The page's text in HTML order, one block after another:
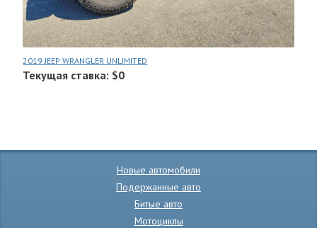
2019 JEEP WRANGLER UNLIMITED
Текущая ставка: $0
Новые автомобили
Подержанные авто
Битые авто
Мотоциклы